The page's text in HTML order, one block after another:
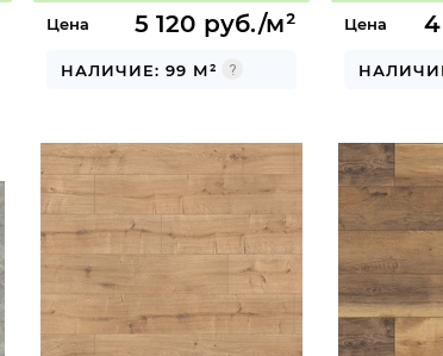
Цена 5 120 руб./м²
НАЛИЧИЕ: 99 М²
Цена